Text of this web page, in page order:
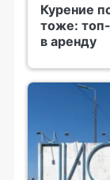
Курение
тоже:
в аренду